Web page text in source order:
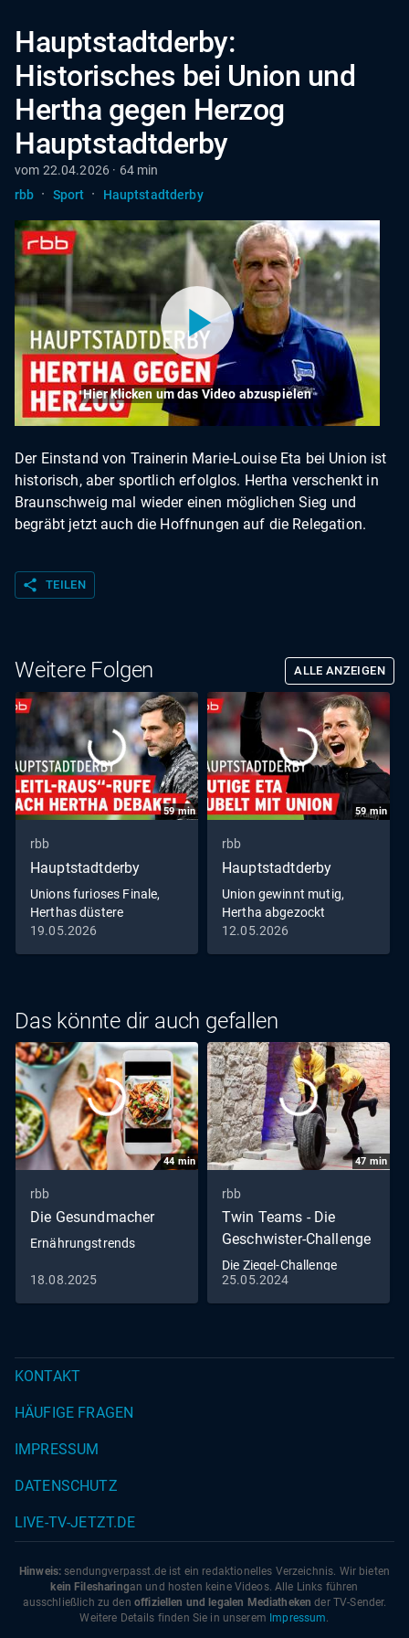
Hauptstadtderby:
Historisches bei Union und
Hertha gegen Herzog
Hauptstadtderby
vom 22.04.2026 · 64 min
rbb · Sport · Hauptstadtderby
Hier klicken um das Video abzuspielen
Der Einstand von Trainerin Marie-Louise Eta bei Union ist
historisch, aber sportlich erfolglos. Hertha verschenkt in
Braunschweig mal wieder einen möglichen Sieg und
begräbt jetzt auch die Hoffnungen auf die Relegation.
share TEILEN
Weitere Folgen ALLE ANZEIGEN
59min
rbb
Hauptstadtderby
Unions furioses Finale,
Herthas düstere
Aussichten
19.05.2026
59min
rbb
Hauptstadtderby
Union gewinnt mutig,
Hertha abgezockt
Hauptstadtderby - der
12.05.2026
Das könnte dir auch gefallen
44min
rbb
Die Gesundmacher
Ernährungstrends
18.08.2025
47 min
rbb
Twin Teams - Die
Geschwister-Challenge
Die Ziegel-Challenge
(S02/E07)
25.05.2024
KONTAKT
HÄUFIGE FRAGEN
IMPRESSUM
DATENSCHUTZ
LIVE-TV-JETZT.DE
Hinweis: sendungverpasst.de ist ein redaktionelles Verzeichnis. Wir bieten
kein Filesharingan und hosten keine Videos. Alle Links führen
ausschließlich zu den offiziellen und legalen Mediatheken der TV-Sender.
Weitere Details finden Sie in unserem Impressum.